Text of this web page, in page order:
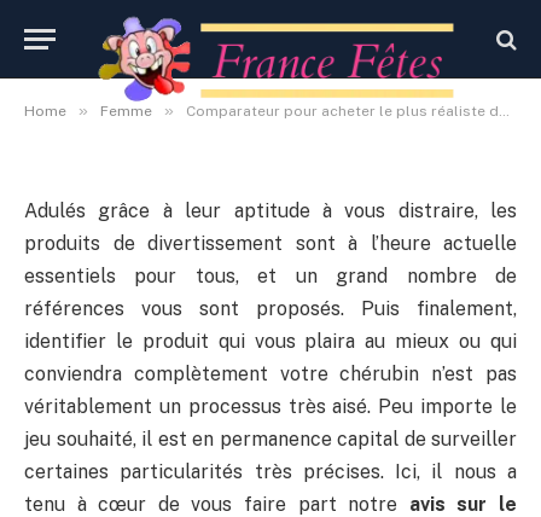
Home » Femme » Comparateur pour acheter le plus réaliste déguisement fluo femme
By Administrateur
23 septembre 2020
Aucun commentaire
Adulés grâce à leur aptitude à vous distraire, les
produits de divertissement sont à l’heure actuelle
essentiels pour tous, et un grand nombre de
références vous sont proposés. Puis finalement,
identifier le produit qui vous plaira au mieux ou qui
conviendra complètement votre chérubin n’est pas
véritablement un processus très aisé. Peu importe le
jeu souhaité, il est en permanence capital de surveiller
certaines particularités très précises. Ici, il nous a
tenu à cœur de vous faire part notre avis sur le